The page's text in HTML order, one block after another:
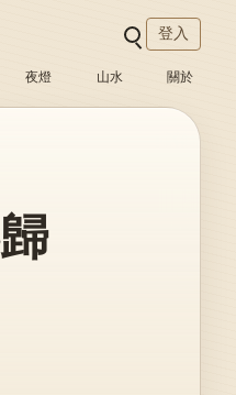
夜燈 山水 關於
登入